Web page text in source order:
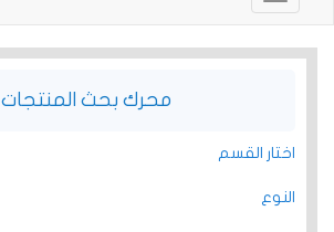
navigation
محرك بحث المنتجات
اختار القسم
النوع